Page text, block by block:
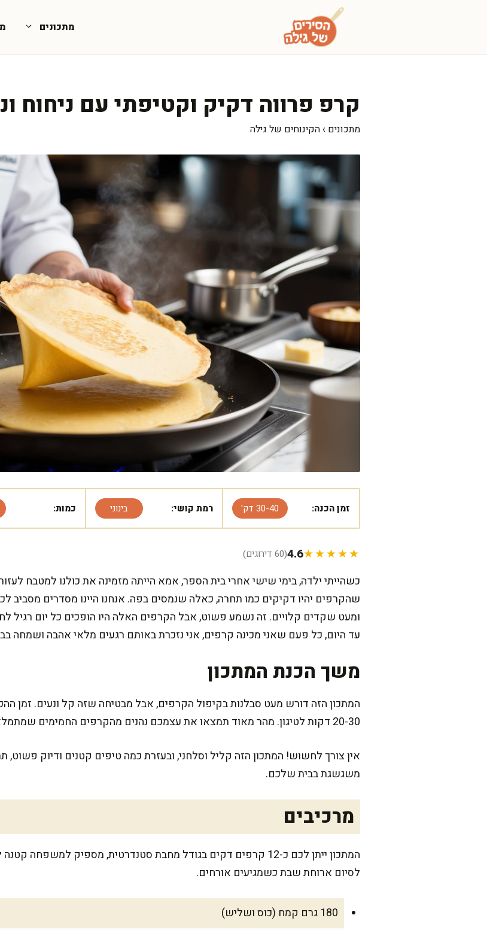
מתכונים
קרפ פרווה דקיק וקטיפתי עם ניחוח
מתכונים › הקינוחים של גילה
זמן הכנה: 30-40 דק' רמת קושי: בינוני כמות:
★★★★★
4.6(60 דירוגים)
כשהייתי ילדה, בימי שישי אחרי בית הספר, אמא הייתה מזמינה את כולנו למטבח
שהקרפים יהיו דקיקים כמו תחרה, כאלה שנמסים בפה. אנחנו היינו מסדרים מסביב
ומעט שקדים קלויים. זה נשמע פשוט, אבל הקרפים האלה היו הופכים כל יום רגיל
עד היום, כל פעם שאני מכינה קרפים, אני נזכרת באותם רגעים מלאי אהבה ושמחה
משך הכנת המתכון
20-30 דקות לטיגון. מהר מאוד תמצאו את עצמכם נהנים מהקרפים החמימים שמתמלאים בניחוחות שעושים טוב על הלב.
אין צורך לחשוש! המתכון הזה קליל וסלחני, ובעזרת כמה טיפים קטנים ודיוק פשוט,
משגשגת בבית שלכם.
מרכיבים
המתכון ייתן לכם כ-12 קרפים דקים בגודל מחבת סטנדרטית, מספיק
לסיום ארוחת שבת כשמגיעים אורחים.
180 גרם קמח (כוס ושליש)